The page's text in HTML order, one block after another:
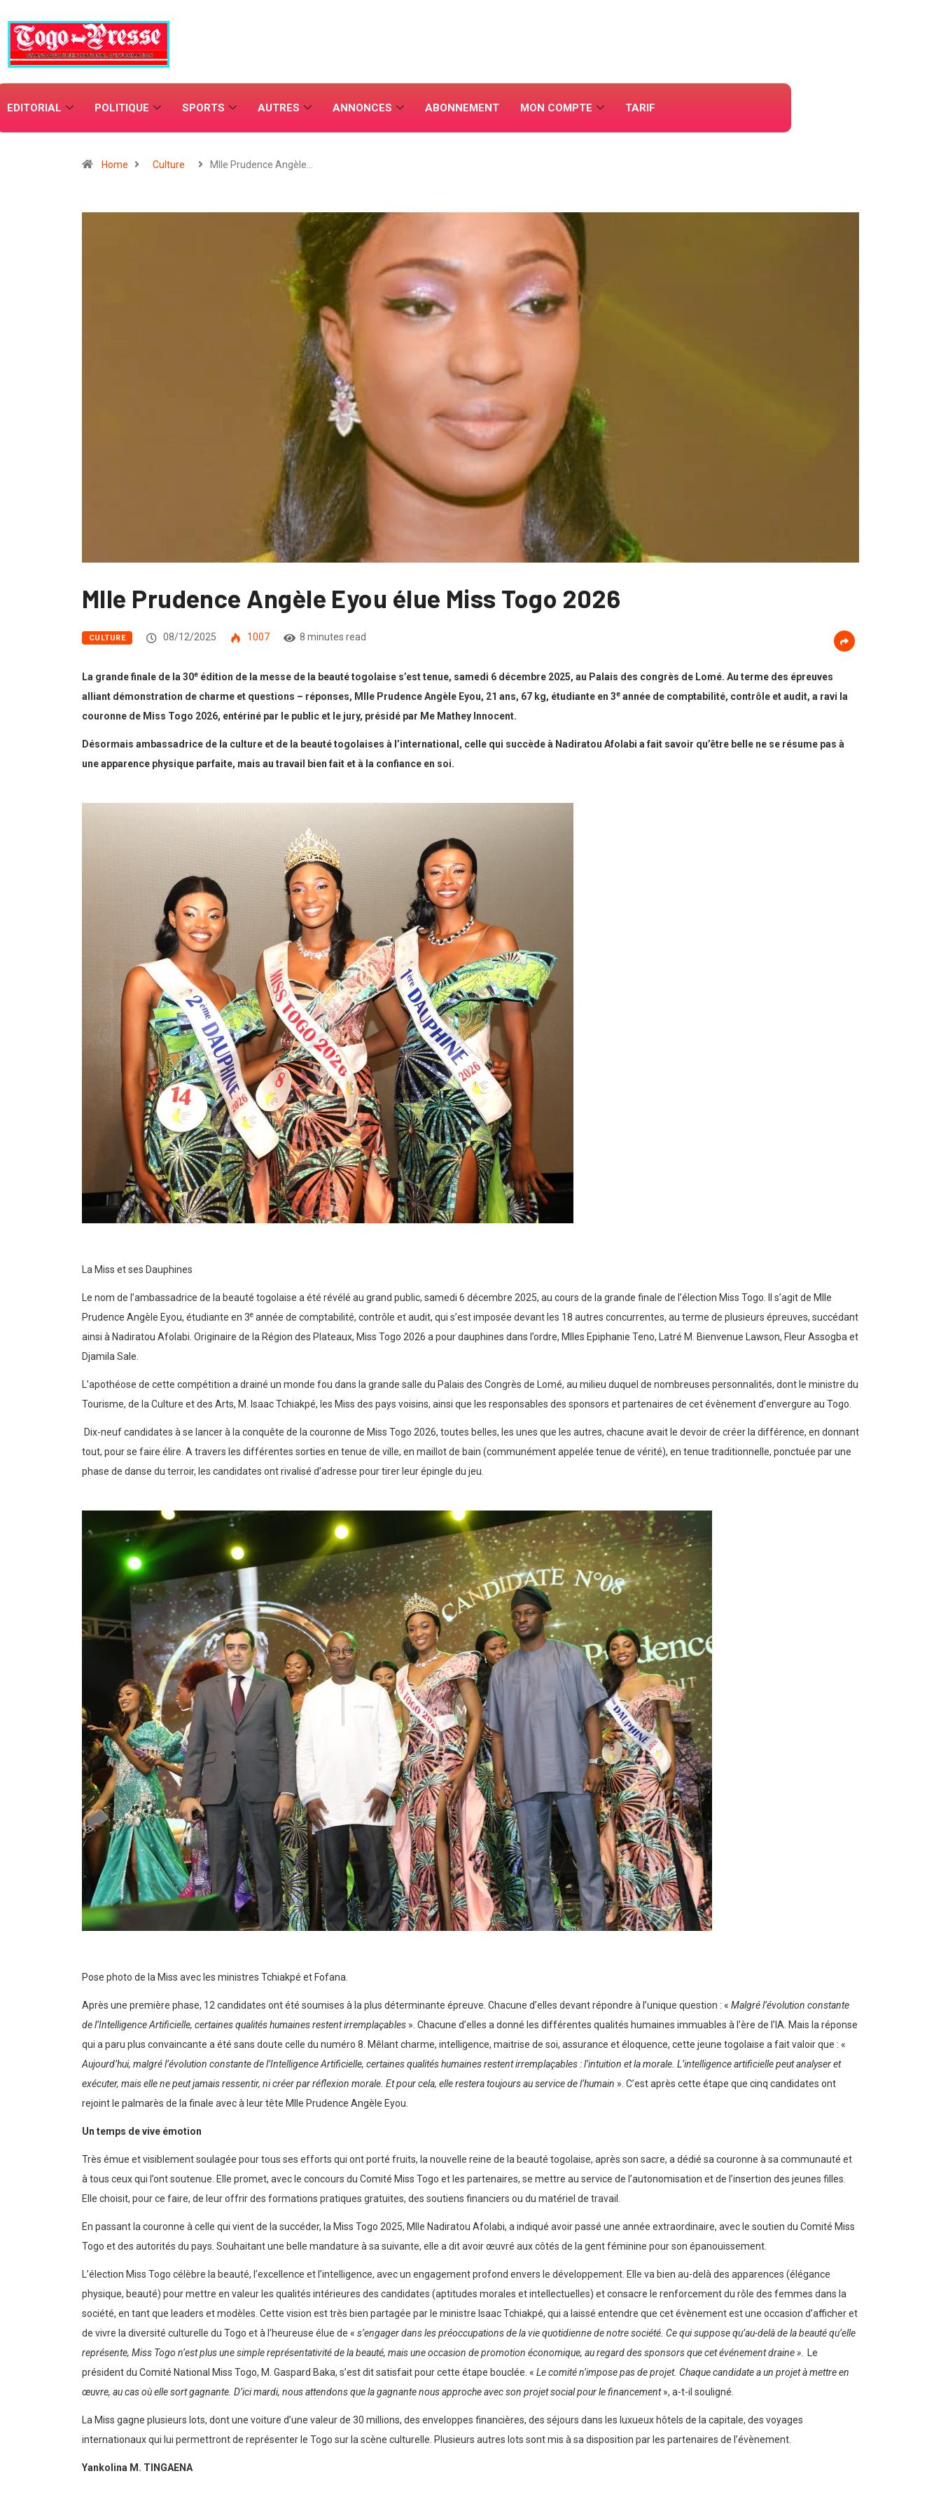
EDITORIAL POLITIQUE SPORTS AUTRES ANNONCES ABONNEMENT MON COMPTE TARIF
Home Culture Mlle Prudence Angèle…
Mlle Prudence Angèle Eyou élue Miss Togo 2026
CULTURE 08/12/2025 1007 8 minutes read
La grande finale de la 30e édition de la messe de la beauté togolaise s’est tenue, samedi 6 décembre 2025, au Palais des congrès de Lomé. Au terme des épreuves
alliant démonstration de charme et questions – réponses, Mlle Prudence Angèle Eyou, 21 ans, 67 kg, étudiante en 3e année de comptabilité, contrôle et audit, a ravi la
couronne de Miss Togo 2026, entériné par le public et le jury, présidé par Me Mathey Innocent.
Désormais ambassadrice de la culture et de la beauté togolaises à l’international, celle qui succède à Nadiratou Afolabi a fait savoir qu’être belle ne se résume pas à
une apparence physique parfaite, mais au travail bien fait et à la confiance en soi.
La Miss et ses Dauphines
Le nom de l’ambassadrice de la beauté togolaise a été révélé au grand public, samedi 6 décembre 2025, au cours de la grande finale de l’élection Miss Togo. Il s’agit de Mlle
Prudence Angèle Eyou, étudiante en 3e année de comptabilité, contrôle et audit, qui s’est imposée devant les 18 autres concurrentes, au terme de plusieurs épreuves, succédant
ainsi à Nadiratou Afolabi. Originaire de la Région des Plateaux, Miss Togo 2026 a pour dauphines dans l’ordre, Mlles Epiphanie Teno, Latré M. Bienvenue Lawson, Fleur Assogba et
Djamila Sale.
L’apothéose de cette compétition a drainé un monde fou dans la grande salle du Palais des Congrès de Lomé, au milieu duquel de nombreuses personnalités, dont le ministre du
Tourisme, de la Culture et des Arts, M. Isaac Tchiakpé, les Miss des pays voisins, ainsi que les responsables des sponsors et partenaires de cet évènement d’envergure au Togo.
Dix-neuf candidates à se lancer à la conquête de la couronne de Miss Togo 2026, toutes belles, les unes que les autres, chacune avait le devoir de créer la différence, en donnant
tout, pour se faire élire. A travers les différentes sorties en tenue de ville, en maillot de bain (communément appelée tenue de vérité), en tenue traditionnelle, ponctuée par une
phase de danse du terroir, les candidates ont rivalisé d’adresse pour tirer leur épingle du jeu.
Pose photo de la Miss avec les ministres Tchiakpé et Fofana.
Après une première phase, 12 candidates ont été soumises à la plus déterminante épreuve. Chacune d’elles devant répondre à l’unique question : « Malgré l’évolution constante
de l’Intelligence Artificielle, certaines qualités humaines restent irremplaçables ». Chacune d’elles a donné les différentes qualités humaines immuables à l’ère de l’IA. Mais la réponse
qui a paru plus convaincante a été sans doute celle du numéro 8. Mêlant charme, intelligence, maitrise de soi, assurance et éloquence, cette jeune togolaise a fait valoir que : «
Aujourd’hui, malgré l’évolution constante de l’Intelligence Artificielle, certaines qualités humaines restent irremplaçables : l’intuition et la morale. L’intelligence artificielle peut analyser et
exécuter, mais elle ne peut jamais ressentir, ni créer par réflexion morale. Et pour cela, elle restera toujours au service de l’humain ». C’est après cette étape que cinq candidates ont
rejoint le palmarès de la finale avec à leur tête Mlle Prudence Angèle Eyou.
Un temps de vive émotion
Très émue et visiblement soulagée pour tous ses efforts qui ont porté fruits, la nouvelle reine de la beauté togolaise, après son sacre, a dédié sa couronne à sa communauté et
à tous ceux qui l’ont soutenue. Elle promet, avec le concours du Comité Miss Togo et les partenaires, se mettre au service de l’autonomisation et de l’insertion des jeunes filles.
Elle choisit, pour ce faire, de leur offrir des formations pratiques gratuites, des soutiens financiers ou du matériel de travail.
En passant la couronne à celle qui vient de la succéder, la Miss Togo 2025, Mlle Nadiratou Afolabi, a indiqué avoir passé une année extraordinaire, avec le soutien du Comité Miss
Togo et des autorités du pays. Souhaitant une belle mandature à sa suivante, elle a dit avoir œuvré aux côtés de la gent féminine pour son épanouissement.
L’élection Miss Togo célèbre la beauté, l’excellence et l’intelligence, avec un engagement profond envers le développement. Elle va bien au-delà des apparences (élégance
physique, beauté) pour mettre en valeur les qualités intérieures des candidates (aptitudes morales et intellectuelles) et consacre le renforcement du rôle des femmes dans la
société, en tant que leaders et modèles. Cette vision est très bien partagée par le ministre Isaac Tchiakpé, qui a laissé entendre que cet évènement est une occasion d’afficher et
de vivre la diversité culturelle du Togo et à l’heureuse élue de « s’engager dans les préoccupations de la vie quotidienne de notre société. Ce qui suppose qu’au-delà de la beauté qu’elle
représente, Miss Togo n’est plus une simple représentativité de la beauté, mais une occasion de promotion économique, au regard des sponsors que cet événement draine » . Le
président du Comité National Miss Togo, M. Gaspard Baka, s’est dit satisfait pour cette étape bouclée. « Le comité n’impose pas de projet. Chaque candidate a un projet à mettre en
œuvre, au cas où elle sort gagnante. D’ici mardi, nous attendons que la gagnante nous approche avec son projet social pour le financement», a-t-il souligné.
La Miss gagne plusieurs lots, dont une voiture d’une valeur de 30 millions, des enveloppes financières, des séjours dans les luxueux hôtels de la capitale, des voyages
internationaux qui lui permettront de représenter le Togo sur la scène culturelle. Plusieurs autres lots sont mis à sa disposition par les partenaires de l’évènement.
Yankolina M. TINGAENA